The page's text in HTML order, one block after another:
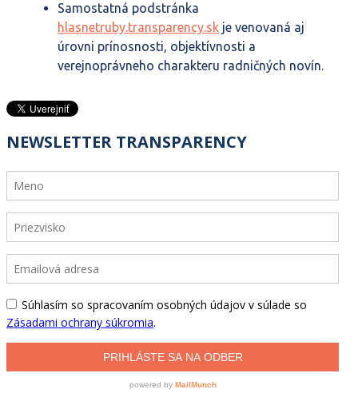
Samostatná podstránka
hlasnetruby.transparency.sk je venovaná aj
úrovni prínosnosti, objektívnosti a
verejnoprávneho charakteru radničných novín.